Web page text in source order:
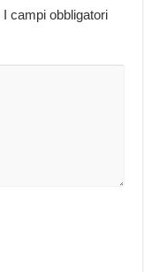
I campi obbligatori